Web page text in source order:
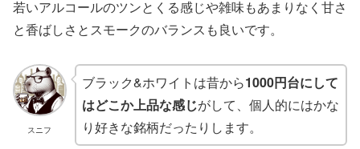
若いアルコールのツンとくる感じや雑味もあまりなく甘さ
と香ばしさとスモークのバランスも良いです。
スニフ
ブラック&ホワイトは昔から1000円台にして
はどこか上品な感じがして、個人的にはかな
り好きな銘柄だったりします。